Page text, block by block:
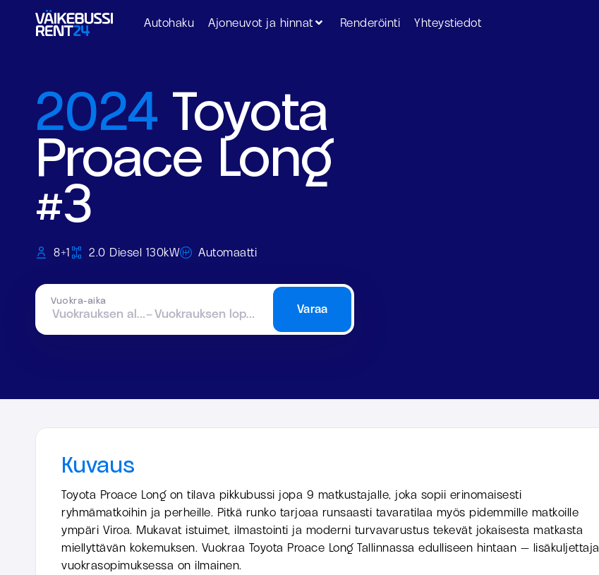
Autohaku Ajoneuvot ja hinnat Renderöinti Yhteystiedot
2024 Toyota
Proace Long
#3
8+1 2.0 Diesel 130kW Automaatti
Vuokra-aika
Vuokrauksen alku–Vuokrauksen loppu Varaa
Kuvaus
Toyota Proace Long on tilava pikkubussi jopa 9 matkustajalle, joka sopii erinomaisesti
ryhmämatkoihin ja perheille. Pitkä runko tarjoaa runsaasti tavaratilaa myös pidemmille matkoille
ympäri Viroa. Mukavat istuimet, ilmastointi ja moderni turvavarustus tekevät jokaisesta matkasta
miellyttävän kokemuksen. Vuokraa Toyota Proace Long Tallinnassa edulliseen hintaan — lisäkuljettaja
vuokrasopimuksessa on ilmainen.